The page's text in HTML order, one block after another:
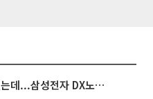
3445억 자사주 지급 마쳤는데...삼성전자 DX노조, 뒤늦은 '떼쓰기 집회'